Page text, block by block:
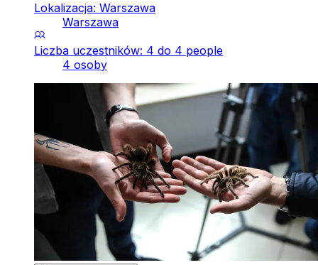
Lokalizacja: Warszawa
Warszawa
Liczba uczestników: 4 do 4 people
4 osoby